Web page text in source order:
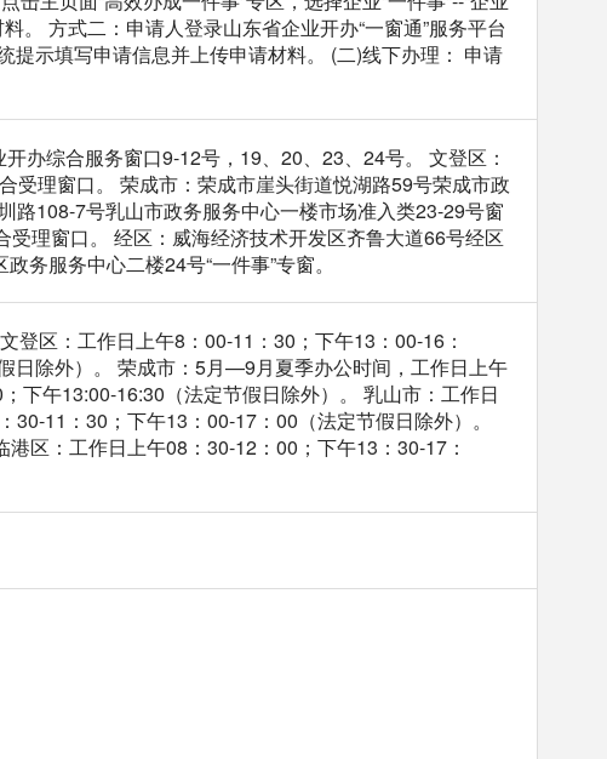
。 方式二：申请人登录山东省企业开办“一窗通”服务平台
提示填写申请信息并上传申请材料。 (二)线下办理： 申请
办综合服务窗口9-12号，19、20、23、24号。 文登区：
受理窗口。 荣成市：荣成市崖头街道悦湖路59号荣成市政
108-7号乳山市政务服务中心一楼市场准入类23-29号窗
理窗口。 经区：威海经济技术开发区齐鲁大道66号经区
务服务中心二楼24号“一件事”专窗。
区：工作日上午8：00-11：30；下午13：00-16：
除外）。 荣成市：5月—9月夏季办公时间，工作日上午
下午13:00-16:30（法定节假日除外）。 乳山市：工作日
11：30；下午13：00-17：00（法定节假日除外）。
区：工作日上午08：30-12：00；下午13：30-17：